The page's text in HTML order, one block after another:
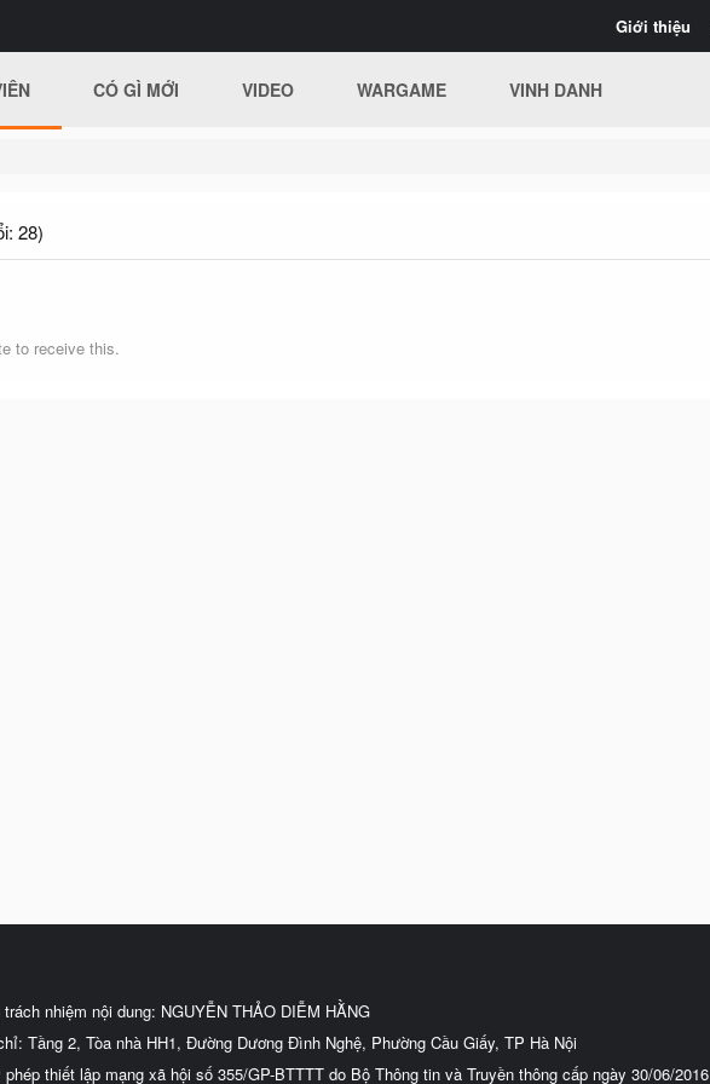
Giới thiệu
CÓ GÌ MỚI VIDEO WARGAME VINH DANH
28)
to receive this.
trách nhiệm nội dung: NGUYỄN THẢO DIỄM HẰNG
Tầng 2, Tòa nhà HH1, Đường Dương Đình Nghệ, Phường Cầu Giấy, TP Hà Nội
phép thiết lập mạng xã hội số 355/GP-BTTTT do Bộ Thông tin và Truyền thông cấp ngày 30/06/2016